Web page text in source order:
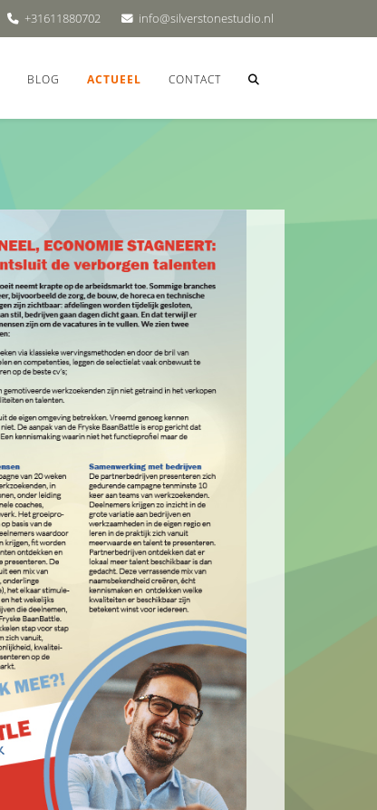
+31611880702 info@silverstonestudio.nl
BLOG ACTUEEL CONTACT